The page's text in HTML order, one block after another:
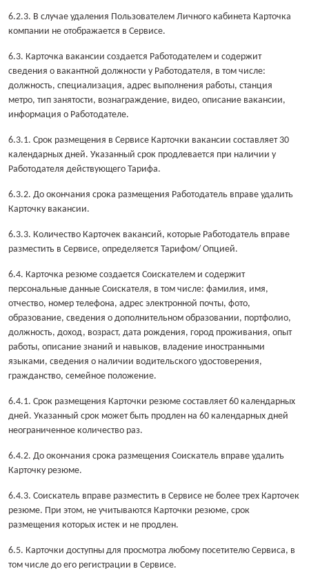
6.2.3. В случае удаления Пользователем Личного кабинета Карточка
компании не отображается в Сервисе.
6.3. Карточка вакансии создается Работодателем и содержит
сведения о вакантной должности у Работодателя, в том числе:
должность, специализация, адрес выполнения работы, станция
метро, тип занятости, вознаграждение, видео, описание вакансии,
информация о Работодателе.
6.3.1. Срок размещения в Сервисе Карточки вакансии составляет 30
календарных дней. Указанный срок продлевается при наличии у
Работодателя действующего Тарифа.
6.3.2. До окончания срока размещения Работодатель вправе удалить
Карточку вакансии.
6.3.3. Количество Карточек вакансий, которые Работодатель вправе
разместить в Сервисе, определяется Тарифом/ Опцией.
6.4. Карточка резюме создается Соискателем и содержит
персональные данные Соискателя, в том числе: фамилия, имя,
отчество, номер телефона, адрес электронной почты, фото,
образование, сведения о дополнительном образовании, портфолио,
должность, доход, возраст, дата рождения, город проживания, опыт
работы, описание знаний и навыков, владение иностранными
языками, сведения о наличии водительского удостоверения,
гражданство, семейное положение.
6.4.1. Срок размещения Карточки резюме составляет 60 календарных
дней. Указанный срок может быть продлен на 60 календарных дней
неограниченное количество раз.
6.4.2. До окончания срока размещения Соискатель вправе удалить
Карточку резюме.
6.4.3. Соискатель вправе разместить в Сервисе не более трех Карточек
резюме. При этом, не учитываются Карточки резюме, срок
размещения которых истек и не продлен.
6.5. Карточки доступны для просмотра любому посетителю Сервиса, в
том числе до его регистрации в Сервисе.